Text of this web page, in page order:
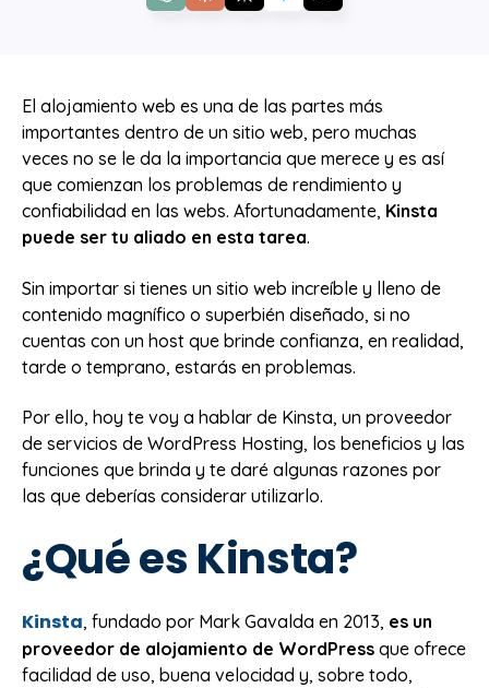
El alojamiento web es una de las partes más
importantes dentro de un sitio web, pero muchas
veces no se le da la importancia que merece y es así
que comienzan los problemas de rendimiento y
confiabilidad en las webs. Afortunadamente, Kinsta
puede ser tu aliado en esta tarea.
Sin importar si tienes un sitio web increíble y lleno de
contenido magnífico o superbién diseñado, si no
cuentas con un host que brinde confianza, en realidad,
tarde o temprano, estarás en problemas.
Por ello, hoy te voy a hablar de Kinsta, un proveedor
de servicios de WordPress Hosting, los beneficios y las
funciones que brinda y te daré algunas razones por
las que deberías considerar utilizarlo.
¿Qué es Kinsta?
Kinsta, fundado por Mark Gavalda en 2013, es un
proveedor de alojamiento de WordPress que ofrece
facilidad de uso, buena velocidad y, sobre todo,